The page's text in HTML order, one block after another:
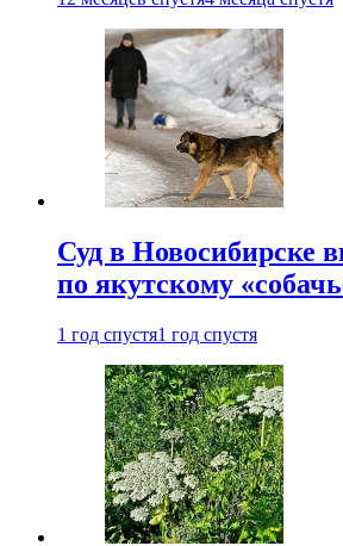
Суд в Новосибирске
по якутскому
1 год спустя1 год спустя